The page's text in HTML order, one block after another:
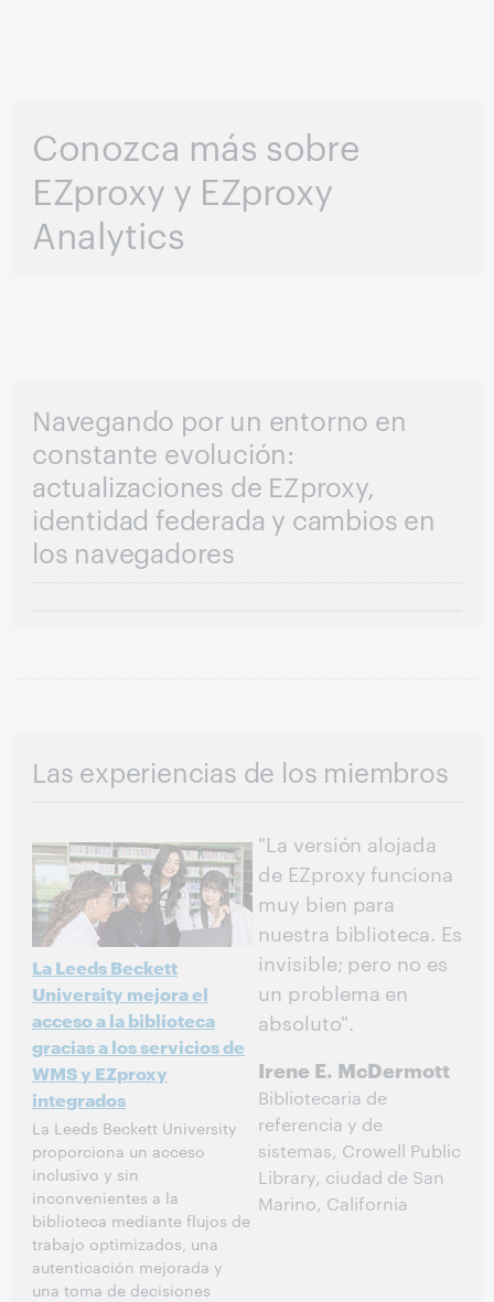
Conozca más sobre
EZproxy y EZproxy
Analytics
Navegando por un entorno en
constante evolución:
actualizaciones de EZproxy,
identidad federada y cambios en
los navegadores
Las experiencias de los miembros
La Leeds Beckett
University mejora el
acceso a la biblioteca
gracias a los servicios de
WMS y EZproxy
integrados
La Leeds Beckett University
proporciona un acceso
inclusivo y sin
inconvenientes a la
biblioteca mediante flujos de
trabajo optimizados, una
autenticación mejorada y
una toma de decisiones
"La versión alojada
de EZproxy funciona
muy bien para
nuestra biblioteca. Es
invisible; pero no es
un problema en
absoluto".
Irene E. McDermott
Bibliotecaria de
referencia y de
sistemas, Crowell Public
Library, ciudad de San
Marino, California